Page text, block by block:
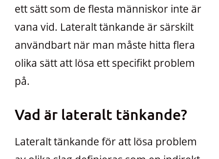
ett sätt som de flesta människor inte är
vana vid. Lateralt tänkande är särskilt
användbart när man måste hitta flera
olika sätt att lösa ett specifikt problem
på.
Vad är lateralt tänkande?
Lateralt tänkande för att lösa problem